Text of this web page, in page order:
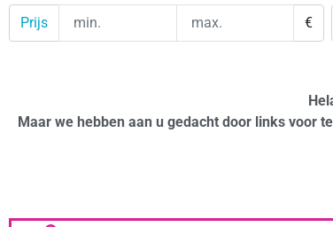
Prijs €
Maar we hebben aan u gedacht door links voor